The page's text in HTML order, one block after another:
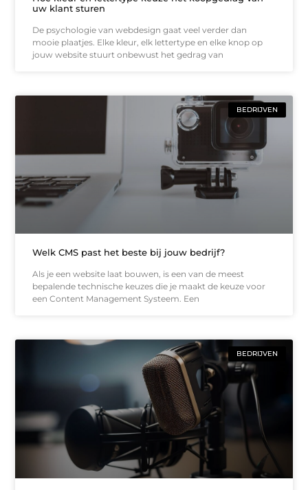
uw klant sturen
De psychologie van webdesign gaat veel verder dan
mooie plaatjes. Elke kleur, elk lettertype en elke knop op
jouw website stuurt onbewust het gedrag van
BEDRIJVEN
Welk CMS past het beste bij jouw bedrijf?
Als je een website laat bouwen, is een van de meest
bepalende technische keuzes die je maakt de keuze voor
een Content Management Systeem. Een
BEDRIJVEN